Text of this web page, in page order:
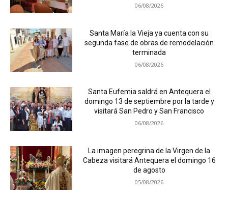
06/08/2026
Santa María la Vieja ya cuenta con su
segunda fase de obras de remodelación
terminada
06/08/2026
Santa Eufemia saldrá en Antequera el
domingo 13 de septiembre por la tarde y
visitará San Pedro y San Francisco
06/08/2026
La imagen peregrina de la Virgen de la
Cabeza visitará Antequera el domingo 16
de agosto
05/08/2026